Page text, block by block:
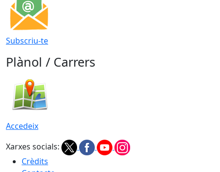
Subscriu-te
Plànol / Carrers
Accedeix
Xarxes socials:
Crèdits